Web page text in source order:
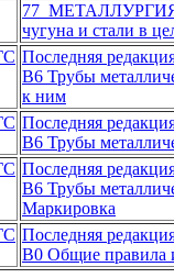
77
чугуна и стали в
Последняя
В6 Трубы
к ним
Последняя
В6 Трубы
Последняя
В6 Трубы
Маркировка
Последняя
В0 Общие правила